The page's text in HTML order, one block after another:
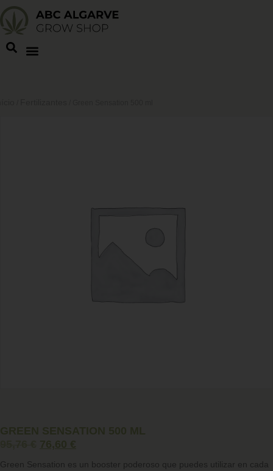
GREEN SENSATION 500 ML
76,60 €
Green Sensation es un booster poderoso que puedes utilizar en cada